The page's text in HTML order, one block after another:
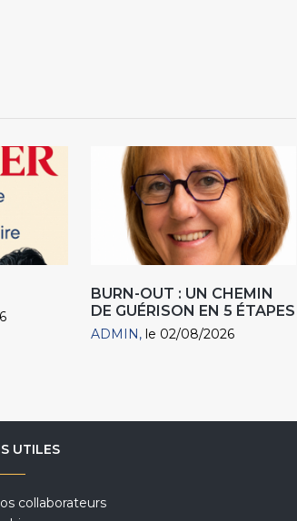
BURN-OUT : UN CHEMIN
DE GUÉRISON EN 5 ÉTAPES
ADMIN le 02/08/2026
UTILES
collaborateurs